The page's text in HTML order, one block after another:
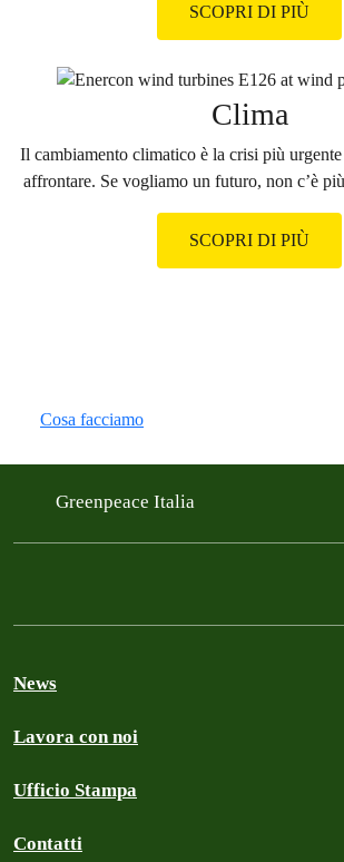
SCOPRI DI PIÙ
Clima
Il cambiamento climatico è la crisi più
affrontare. Se vogliamo un futuro, non c’è
SCOPRI DI PIÙ
Cosa facciamo
Greenpeace Italia
News
Lavora con noi
Ufficio Stampa
Contatti